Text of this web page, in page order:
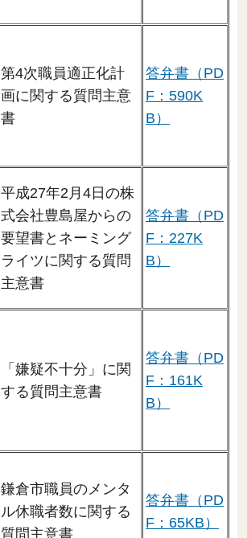
第4次職員適正化計
画に関する質問主意
書
答弁書（PD
F：590K
B）
平成27年2月4日の株
式会社豊島屋からの
要望書とネーミング
ライツに関する質問
主意書
答弁書（PD
F：227K
B）
「嫌疑不十分」に関
する質問主意書
答弁書（PD
F：161K
B）
鎌倉市職員のメンタ
ル休職者数に関する
質問主意書
答弁書（PD
F：65KB）